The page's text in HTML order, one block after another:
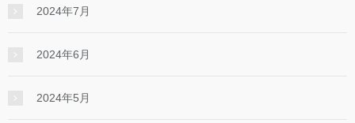
2024年7月
2024年6月
2024年5月